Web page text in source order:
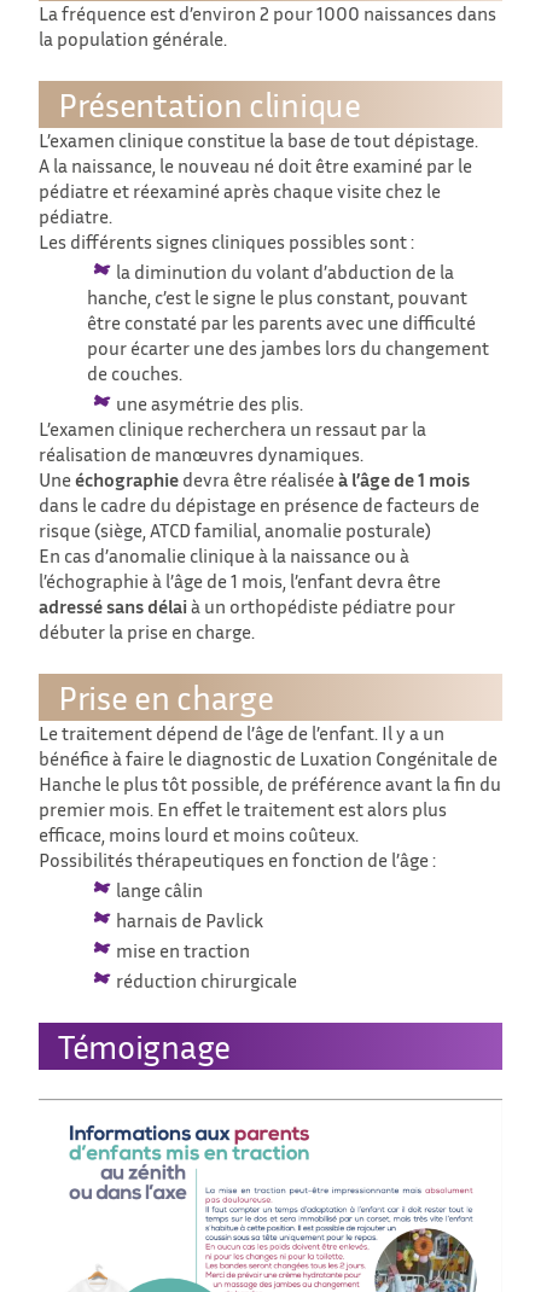
La fréquence est d’environ 2 pour 1000 naissances dans
la population générale.
Présentation clinique
L’examen clinique constitue la base de tout dépistage.
A la naissance, le nouveau né doit être examiné par le
pédiatre et réexaminé après chaque visite chez le
pédiatre.
Les différents signes cliniques possibles sont :
la diminution du volant d’abduction de la
hanche, c’est le signe le plus constant, pouvant
être constaté par les parents avec une difficulté
pour écarter une des jambes lors du changement
de couches.
une asymétrie des plis.
L’examen clinique recherchera un ressaut par la
réalisation de manœuvres dynamiques.
Uneéchographie devra être réaliséeà l’âge de 1 mois
dans le cadre du dépistage en présence de facteurs de
risque (siège, ATCD familial, anomalie posturale)
En cas d’anomalie clinique à la naissance ou à
l’échographie à l’âge de 1 mois, l’enfant devra être
adressé sans délaià un orthopédiste pédiatre pour
débuter la prise en charge.
Prise en charge
Le traitement dépend de l’âge de l’enfant. Il y a un
bénéfice à faire le diagnostic de Luxation Congénitale de
Hanche le plus tôt possible, de préférence avant la fin du
premier mois. En effet le traitement est alors plus
efficace, moins lourd et moins coûteux.
Possibilités thérapeutiques en fonction de l’âge :
lange câlin
harnais de Pavlick
mise en traction
réduction chirurgicale
Témoignage